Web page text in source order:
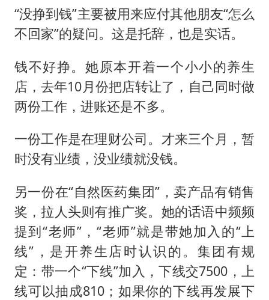
“没挣到钱”主要被用来应付其他朋友“怎么
不回家”的疑问。这是托辞，也是实话。
钱不好挣。她原本开着一个小小的养生
店，去年10月份把店转让了，自己同时做
两份工作，进账还是不多。
一份工作是在理财公司。才来三个月，暂
时没有业绩，没业绩就没钱。
另一份在“自然医药集团”，卖产品有销售
奖，拉人头则有推广奖。她的话语中频频
提到“老师”，“老师”就是带她加入的“上
线”，是开养生店时认识的。集团有规
定：带一个“下线”加入，下线交7500，上
线可以抽成810；如果你的下线再发展下